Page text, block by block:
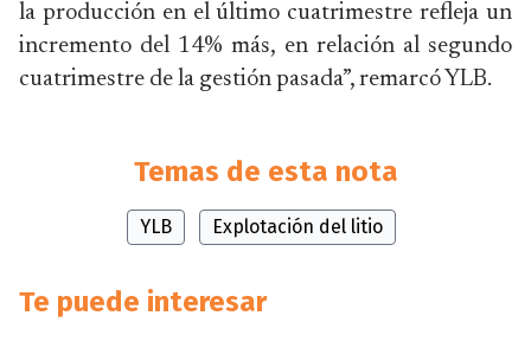
la producción en el último cuatrimestre refleja un
incremento del 14% más, en relación al segundo
cuatrimestre de la gestión pasada”, remarcó YLB.
Temas de esta nota
YLB Explotación del litio
Te puede interesar